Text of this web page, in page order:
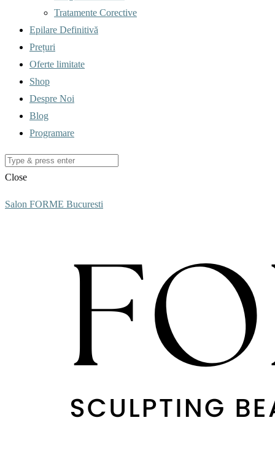
Tratamente Corective
Epilare Definitivă
Prețuri
Oferte limitate
Shop
Despre Noi
Blog
Programare
Close
Salon FORME Bucuresti